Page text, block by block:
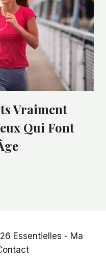
Vraiment
Qui Font
Essentielles - Ma